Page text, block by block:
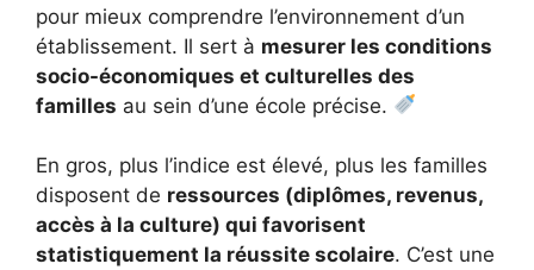
pour mieux comprendre l’environnement d’un
établissement. Il sert à mesurer les conditions
socio-économiques et culturelles des
familles au sein d’une école précise.
En gros, plus l’indice est élevé, plus les familles
disposent de ressources (diplômes, revenus,
accès à la culture) qui favorisent
statistiquement la réussite scolaire. C’est une